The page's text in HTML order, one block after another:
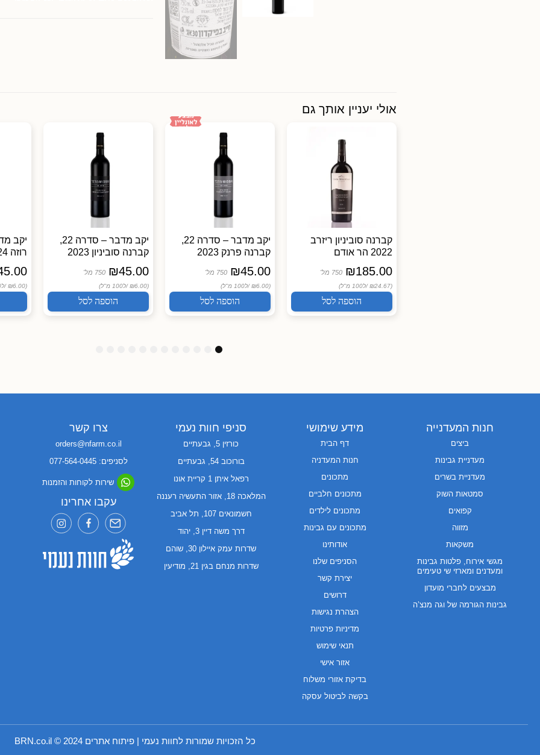
אולי יעניין אותך גם
קברנה סוביניון ריזרב
2022 הר אודם
₪185.00 750 מל'
(₪24.67 / ל100 מ"ל)
הוספה לסל
יקב מדבר – סדרה 22,
קברנה פרנק 2023
₪45.00 750 מל'
(₪6.00 / ל100 מ"ל)
הוספה לסל
יקב מדבר – סדרה 22,
קברנה סוביניון 2023
₪45.00 750 מל'
(₪6.00 / ל100 מ"ל)
הוספה לסל
רוזה 2024
(₪6.00 / ל100 מ"ל)
חנות המעדנייה
ביצים
מעדניית גבינות
מעדניית בשרים
סמטאות השוק
קפואים
מזווה
משקאות
מגשי אירוח, פלטות גבינות
ומעדנים ומארזי שי טעימים
מבצעים לחברי מועדון
גבינות הגורמה של וגה מנצ’ה
מידע שימושי
דף הבית
חנות המעדניה
מתכונים
מתכונים חלביים
מתכונים לילדים
מתכונים עם גבינות
אודותינו
הסניפים שלנו
יצירת קשר
דרושים
הצהרת נגישות
מדיניות פרטיות
תנאי שימוש
אזור אישי
בדיקת אזורי משלוח
בקשה לביטול עסקה
סניפי חוות נעמי
כורזין 5, גבעתיים
בורוכוב 54, גבעתיים
רפאל איתן 1 קריית אונו
המלאכה 18, אזור התעשיה רעננה
חשמונאים 107, תל אביב
דרך משה דיין 3, יהוד
שדרות עמק איילון 30, שוהם
שדרות מנחם בגין 21, מודיעין
צרו קשר
orders@nfarm.co.il
לסניפים: 077-564-0445
שירות לקוחות והזמנות
עקבו אחרינו
כל הזכויות שמורות לחוות נעמי | פיתוח אתרים 2024 © BRN.co.il